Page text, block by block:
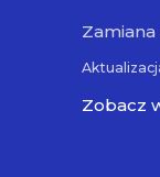
Zobacz